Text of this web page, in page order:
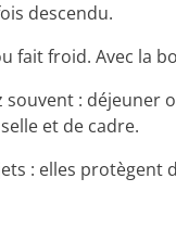
descendu.
froid. Avec la
:
et de cadre.
: elles